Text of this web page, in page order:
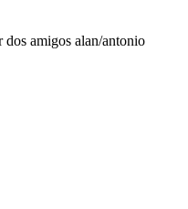
dos amigos alan/antonio